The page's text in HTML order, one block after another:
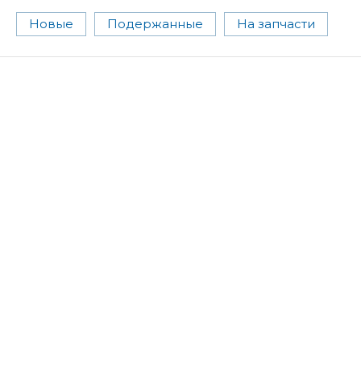
Новые Подержанные На запчасти